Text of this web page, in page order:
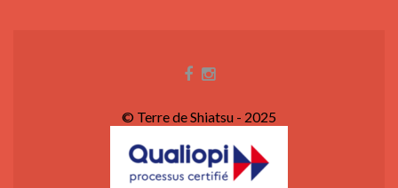
© Terre de Shiatsu - 2025